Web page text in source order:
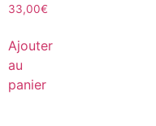
33,00€
Ajouter
au
panier